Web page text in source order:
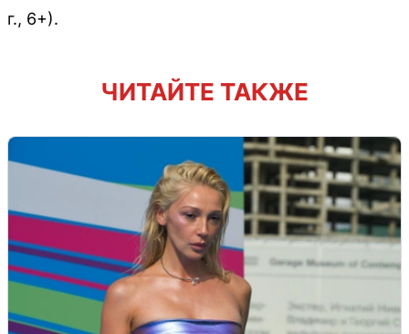
г., 6+).
ЧИТАЙТЕ ТАКЖЕ